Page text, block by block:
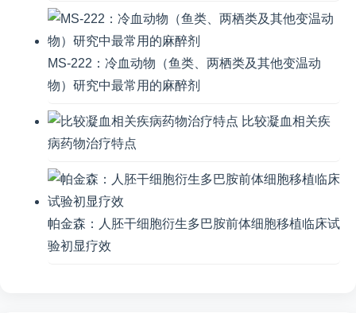
MS-222：冷血动物（鱼类、两栖类及其他变温动
物）研究中最常用的麻醉剂
比较凝血相关疾
病药物治疗特点
帕金森：人胚干细胞衍生多巴胺前体细胞移植临床试
验初显疗效